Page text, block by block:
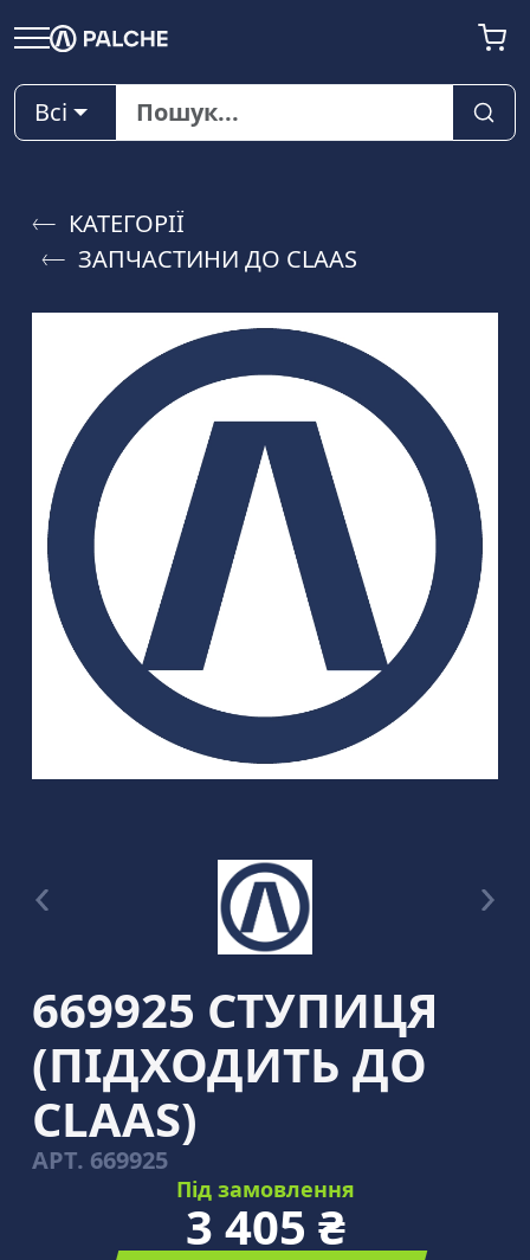
Всі
КАТЕГОРІЇ
ЗАПЧАСТИНИ ДО CLAAS
669925 СТУПИЦЯ
(ПІДХОДИТЬ ДО
CLAAS)
АРТ. 669925
Під замовлення
3 405 ₴